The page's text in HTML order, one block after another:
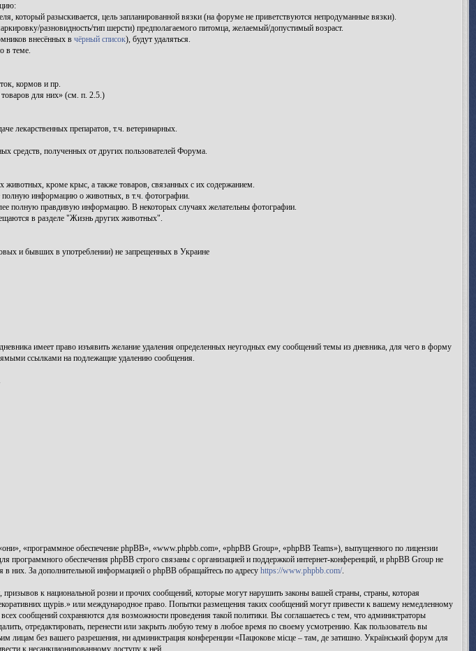
который разыскивается, цель запланированной вязки (на форуме не приветствуются непродуманные вязки).
разновидность/тип шерсти) предполагаемого питомца, желаемый/допустимый возраст.
внесённых в чёрный список), будут удаляться.
в теме.
кормов и пр.
для них» (см. п. 2.5.)
лекарственных препаратов, т.ч. ветеринарных.
средств, полученных от других пользователей Форума.
кроме крыс, а также товаров, связанных с их содержанием.
информацию о животных, в т.ч. фотографии.
полную правдивую информацию. В некоторых случаях желательны фотографии.
в разделе "Жизнь других животных".
и бывших в употреблении) не запрещенных в Украине
имеет право изъявить желание удаления определенных неугодных ему сообщений темы из дневника, для чего в форму
ссылками на подлежащие удалению сообщения.
«программное обеспечение phpBB», «www.phpbb.com», «phpBB Group», «phpBB Teams»), выпущенного по лицензии
программного обеспечения phpBB строго связаны с организацией и поддержкой интернет-конференций, и phpBB Group не
в них. За дополнительной информацией о phpBB обращайтесь по адресу https://www.phpbb.com/.
к национальной розни и прочих сообщений, которые могут нарушить законы вашей страны, страны, которая
щурів.» или международное право. Попытки размещения таких сообщений могут привести к вашему немедленному
сообщений сохраняются для возможности проведения такой политики. Вы соглашаетесь с тем, что администраторы
отредактировать, перенести или закрыть любую тему в любое время по своему усмотрению. Как пользователь вы
лицам без вашего разрешения, ни администрация конференции «Пацюкове місце – там, де затишно. Український форум для
к несанкционированному доступу к ней.